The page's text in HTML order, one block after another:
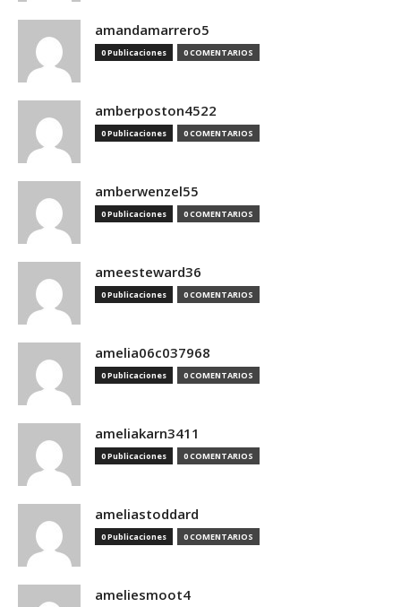
amandamarrero5
0 Publicaciones 0 COMENTARIOS
amberposton4522
0 Publicaciones 0 COMENTARIOS
amberwenzel55
0 Publicaciones 0 COMENTARIOS
ameesteward36
0 Publicaciones 0 COMENTARIOS
amelia06c037968
0 Publicaciones 0 COMENTARIOS
ameliakarn3411
0 Publicaciones 0 COMENTARIOS
ameliastoddard
0 Publicaciones 0 COMENTARIOS
ameliesmoot4